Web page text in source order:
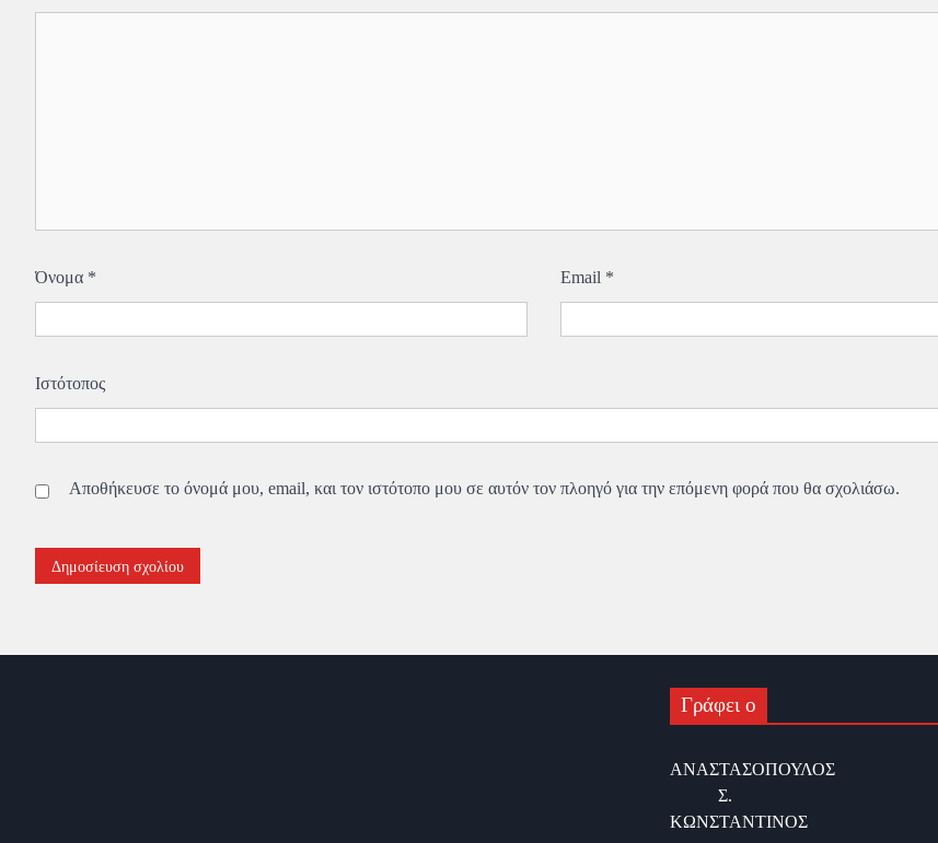
Όνομα * Email *
Ιστότοπος
Αποθήκευσε το όνομά μου, email, και τον ιστότοπο μου σε αυτόν τον πλοηγό για την επόμενη φορά που θα σχολιάσω.
Γράφει ο
ΑΝΑΣΤΑΣΟΠΟΥΛΟΣ
Σ.
ΚΩΝΣΤΑΝΤΙΝΟΣ